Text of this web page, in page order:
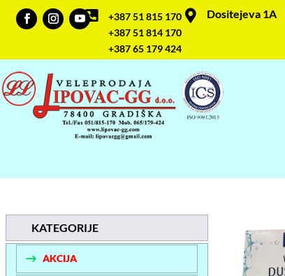

+387 51 815 170
+387 51 814 170
+387 65 179 424
 Dositejeva 1A
KATEGORIJE
AKCIJA